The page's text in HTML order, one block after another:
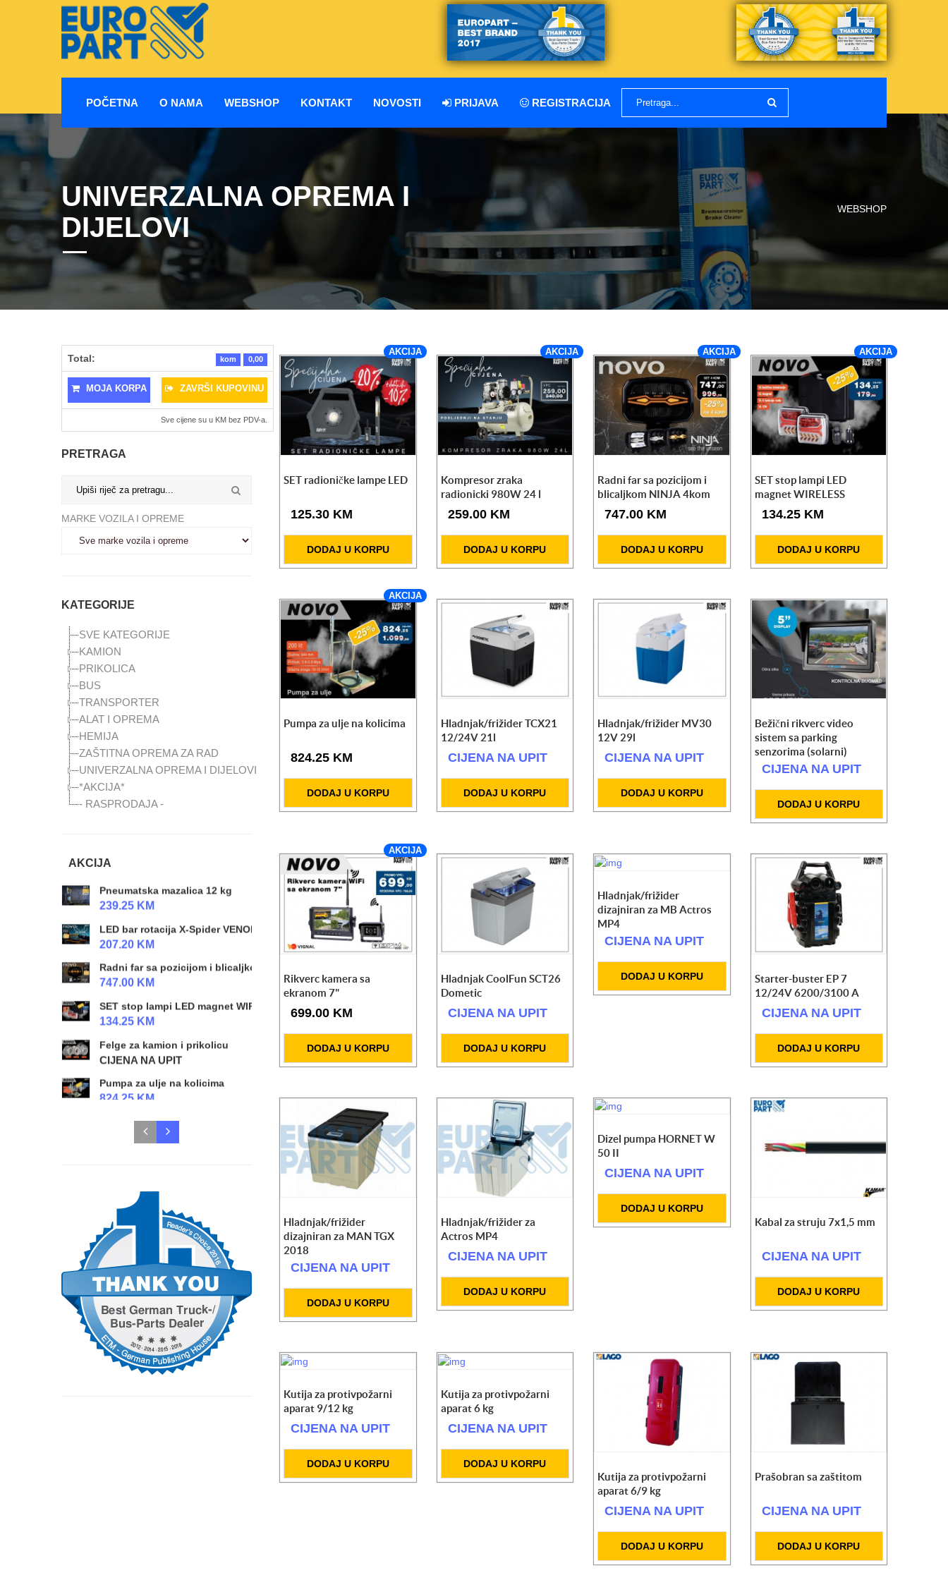
POČETNA O NAMA WEBSHOP KONTAKT NOVOSTI PRIJAVA REGISTRACIJA
UNIVERZALNA OPREMA I
DIJELOVI
WEBSHOP
Total: kom 0,00
MOJA KORPA ZAVRŠI KUPOVINU
Sve cijene su u KM bez PDV-a.
PRETRAGA
MARKE VOZILA I OPREME
KATEGORIJE
SVE KATEGORIJE
KAMION
PRIKOLICA
BUS
TRANSPORTER
ALAT I OPREMA
HEMIJA
ZAŠTITNA OPREMA ZA RAD
UNIVERZALNA OPREMA I DIJELOVI
*AKCIJA*
- RASPRODAJA -
AKCIJA
824.25 KM
Radioničke hidraulične prese 20t/50t
118.00 KM
Radna lampa X-Spider 2
118.00 KM
Top za gume 25l 10 bara
CIJENA NA UPIT
SET radioničke lampe LED
125.30 KM
Hidraulični radapcigeri 5t / 20t / 50t
CIJENA NA UPIT
SET kolica za alat (prazna) + setovi alata
Kompresor zraka radionicki 980W 24 l
259.00 KM
Pneumatska mazalica 12 kg
239.25 KM
LED bar rotacija X-Spider VENOM
207.20 KM
Radni far sa pozicijom i blicaljkom NINJA 4kom
747.00 KM
SET stop lampi LED magnet WIRELESS
134.25 KM
Felge za kamion i prikolicu
CIJENA NA UPIT
Pumpa za ulje na kolicima
824.25 KM
Radioničke hidraulične prese 20t/50t
CIJENA NA UPIT
Radna lampa X-Spider 3
Radna lampa X-Spider 2
118.00 KM
Top za gume 25l 10 bara
CIJENA NA UPIT
SET radioničke lampe LED
125.30 KM
Hidraulični radapcigeri 5t / 20t / 50t
CIJENA NA UPIT
SET kolica za alat (prazna) + setovi alata
AKCIJA
SET radioničke lampe LED
125.30 KM
DODAJ U KORPU
AKCIJA
Kompresor zraka
radionicki 980W 24 l
259.00 KM
DODAJ U KORPU
AKCIJA
Radni far sa pozicijom i
blicaljkom NINJA 4kom
747.00 KM
DODAJ U KORPU
AKCIJA
SET stop lampi LED
magnet WIRELESS
134.25 KM
DODAJ U KORPU
AKCIJA
Pumpa za ulje na kolicima
824.25 KM
DODAJ U KORPU
Hladnjak/frižider TCX21
12/24V 21l
CIJENA NA UPIT
DODAJ U KORPU
Hladnjak/frižider MV30
12V 29l
CIJENA NA UPIT
DODAJ U KORPU
Bežični rikverc video
sistem sa parking
senzorima (solarni)
CIJENA NA UPIT
DODAJ U KORPU
AKCIJA
Rikverc kamera sa
ekranom 7"
699.00 KM
DODAJ U KORPU
Hladnjak CoolFun SCT26
Dometic
CIJENA NA UPIT
DODAJ U KORPU
Hladnjak/frižider
dizajniran za MB Actros
MP4
CIJENA NA UPIT
DODAJ U KORPU
Starter-buster EP 7
12/24V 6200/3100 A
CIJENA NA UPIT
DODAJ U KORPU
Hladnjak/frižider
dizajniran za MAN TGX
2018
CIJENA NA UPIT
DODAJ U KORPU
Hladnjak/frižider za
Actros MP4
CIJENA NA UPIT
DODAJ U KORPU
Dizel pumpa HORNET W
50 II
CIJENA NA UPIT
DODAJ U KORPU
Kabal za struju 7x1,5 mm
CIJENA NA UPIT
DODAJ U KORPU
Kutija za protivpožarni
aparat 9/12 kg
CIJENA NA UPIT
DODAJ U KORPU
Kutija za protivpožarni
aparat 6 kg
CIJENA NA UPIT
DODAJ U KORPU
Kutija za protivpožarni
aparat 6/9 kg
CIJENA NA UPIT
DODAJ U KORPU
Prašobran sa zaštitom
CIJENA NA UPIT
DODAJ U KORPU